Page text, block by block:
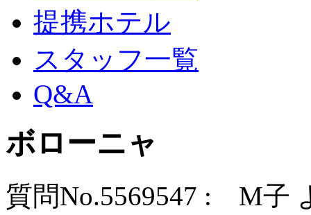
提携ホテル
スタッフ一覧
Q&A
ボローニャ
質問No.5569547 : M子